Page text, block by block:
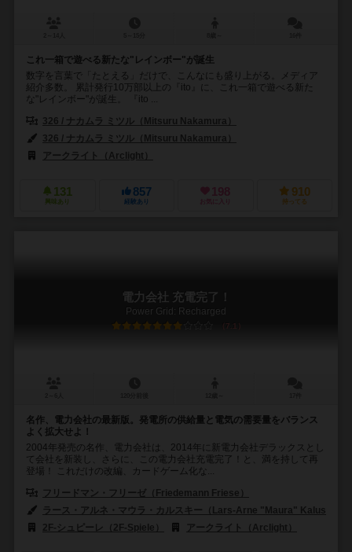
これ一箱で遊べる新たな"レインボー"が誕生
数字を言葉で「たとえる」だけで、こんなにも盛り上がる。メディア
紹介多数。 累計発行10万部以上の『ito』に、これ一箱で遊べる新た
な"レインボー"が誕生。 『ito ...
326 / ナカムラ ミツル（Mitsuru Nakamura）
326 / ナカムラ ミツル（Mitsuru Nakamura）
アークライト（Arclight）
131
興味あり
857
経験あり
198
お気に入り
910
持ってる
電力会社 充電完了！
Power Grid: Recharged
7.1
名作、電力会社の最新版。発電所の供給量と電気の需要量をバランス
よく拡大せよ！
2004年発売の名作、電力会社は、2014年に新電力会社デラックスとし
て会社を新装し、さらに、この電力会社充電完了！と、満を持して再
登場！ これだけの改編、カードゲーム化な...
フリードマン・フリーゼ（Friedemann Friese）
ラース・アルネ・マウラ・カルスキー（Lars-Arne "Maura" Kalusky）
2F-シュピーレ（2F-Spiele）
アークライト（Arclight）